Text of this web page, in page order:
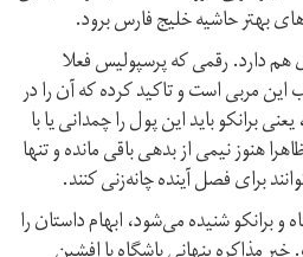
بهتر حاشیه خلیج فارس برود.
دارد. رقمی که پرسپولیس فعلا
این مربی است و تاکید کرده که آن را در
برانکو باید این پول را چمدانی یا با
هنوز نیمی از بدهی باقی مانده و تنها
برای فصل آینده چانه‌زنی کنند.
برانکو شنیده می‌شود، ابهام داستان را